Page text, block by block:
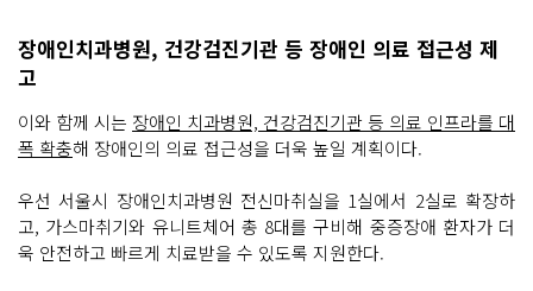
장애인치과병원, 건강검진기관 등 장애인 의료 접근성 제
고
이와 함께 시는 장애인 치과병원, 건강검진기관 등 의료 인프라를 대
폭 확충해 장애인의 의료 접근성을 더욱 높일 계획이다.
우선 서울시 장애인치과병원 전신마취실을 1실에서 2실로 확장하
고, 가스마취기와 유니트체어 총 8대를 구비해 중증장애 환자가 더
욱 안전하고 빠르게 치료받을 수 있도록 지원한다.